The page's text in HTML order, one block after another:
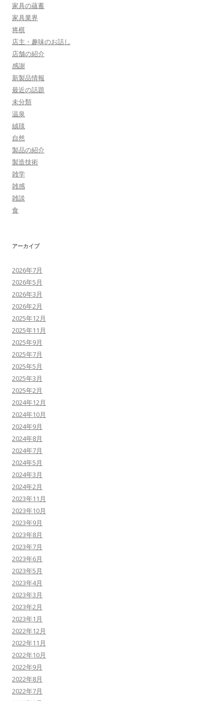
家具の蘊蓄
家具業界
将棋
店主・趣味のお話し
店舗の紹介
感謝
新製品情報
最近の話題
未分類
温泉
絨毯
自然
製品の紹介
製造技術
雑学
雑感
雑談
食
アーカイブ
2026年7月
2026年5月
2026年3月
2026年2月
2025年12月
2025年11月
2025年9月
2025年7月
2025年5月
2025年3月
2025年2月
2024年12月
2024年10月
2024年9月
2024年8月
2024年7月
2024年5月
2024年3月
2024年2月
2023年11月
2023年10月
2023年9月
2023年8月
2023年7月
2023年6月
2023年5月
2023年4月
2023年3月
2023年2月
2023年1月
2022年12月
2022年11月
2022年10月
2022年9月
2022年8月
2022年7月